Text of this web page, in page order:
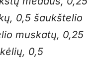
0,5 šaukštelio
muskatų, 0,25
0,5